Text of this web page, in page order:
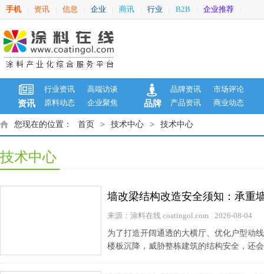
手机 资讯 信息 企业 商讯 行业 B2B 企业推荐
资讯
行业资讯
高端访谈
原料动态
企业聚焦 品牌
品牌资讯
市场评论
产品资讯
商业动态
您现在的位置： 首页 > 技术中心 > 技术中心
技术中心
墙改梁结构改造安全须知：承重
来源：涂料在线 coatingol.com
2026-08-04
为了打造开阔通透的大横厅、优化户型动
楼板沉降，威胁整栋建筑的结构安全，还